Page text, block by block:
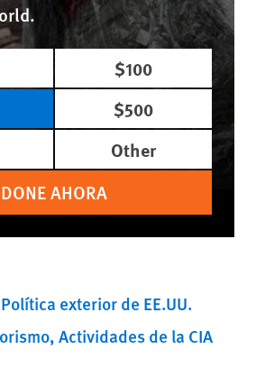
$100
$500
Other
DONE AHORA
Política exterior de EE.UU.
Actividades de la CIA